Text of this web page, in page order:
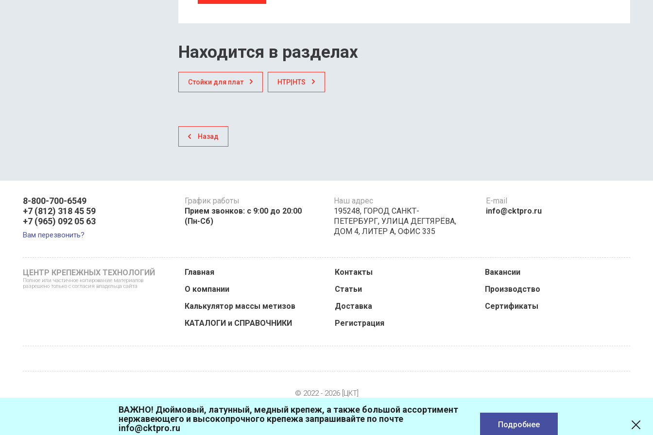
ВАЖНО! Дюймовый, латунный, медный крепеж, а также большой ассортимент
нержавеющего и высокопрочного крепежа запрашивайте по почте
info@cktpro.ru
Подробнее
Находится в разделах
Стойки для плат HTP|HTS
Назад
8-800-700-6549
+7 (812) 318 45 59
+7 (965) 092 05 63
Вам перезвонить?
График работы
Прием звонков: с 9:00 до 20:00
(Пн-Сб)
Наш адрес
195248, ГОРОД САНКТ-
ПЕТЕРБУРГ, УЛИЦА ДЕГТЯРЁВА,
ДОМ 4, ЛИТЕР А, ОФИС 335
E-mail
info@cktpro.ru
ЦЕНТР КРЕПЕЖНЫХ ТЕХНОЛОГИЙ
Полное или частичное копирование материалов
разрешено только с согласия владельца сайта
Главная Контакты
Вакансии
О компании
Статьи
Производство
Калькулятор массы метизов
Доставка
Сертификаты
КАТАЛОГИ и СПРАВОЧНИКИ
Регистрация
© 2022 - 2026 [ЦКТ]